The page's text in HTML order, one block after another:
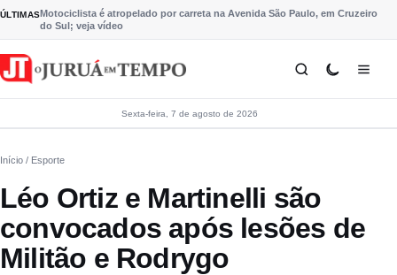
Pular para o conteúdo
ÚLTIMASMotociclista é atropelado por carreta na Avenida São Paulo, em Cruzeiro
do Sul; veja vídeo
Sexta-feira, 7 de agosto de 2026
Início / Esporte
Léo Ortiz e Martinelli são
convocados após lesões de
Militão e Rodrygo